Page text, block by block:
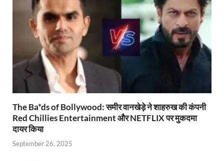
y
The Ba*ds of Bollywood: समीर वानखेड़े ने शाहरुख की कंपनी
Red Chillies Entertainment और NETFLIX पर मुकदमा
दायर किया
September 26, 2025